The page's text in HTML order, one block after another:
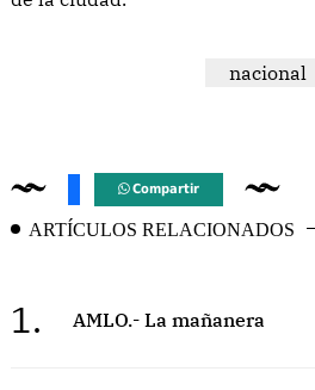
nacional
Compartir
ARTÍCULOS RELACIONADOS
1. AMLO.- La mañanera